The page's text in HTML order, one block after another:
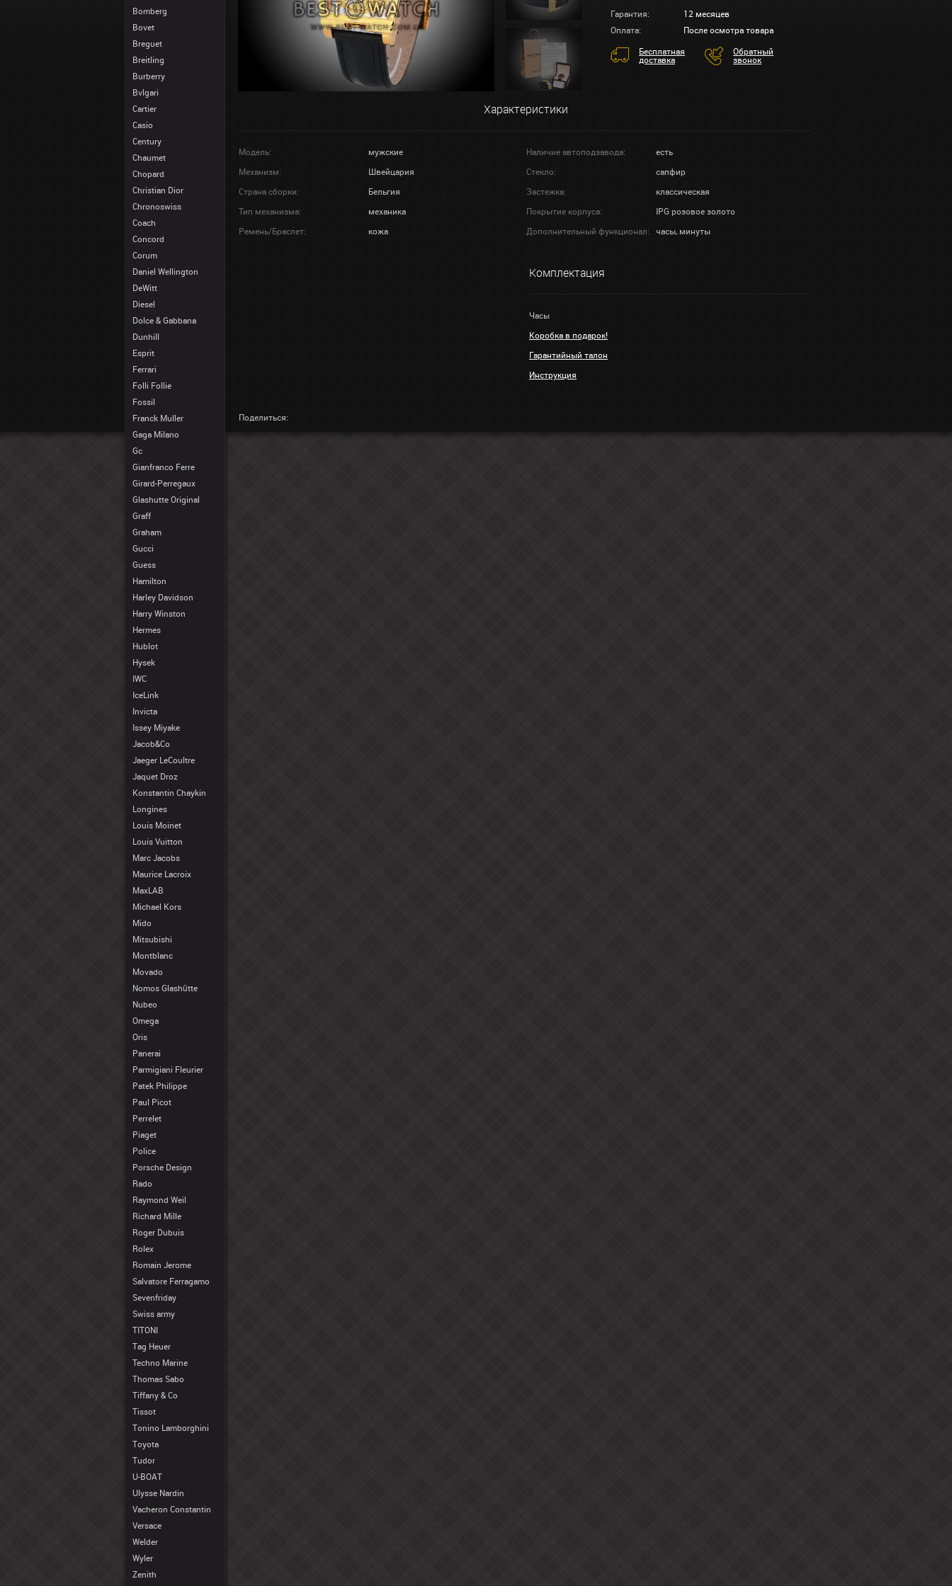
Bomberg
Bovet
Breguet
Breitling
Burberry
Bvlgari
Cartier
Casio
Century
Chaumet
Chopard
Christian Dior
Chronoswiss
Coach
Concord
Corum
Daniel Wellington
DeWitt
Diesel
Dolce & Gabbana
Dunhill
Esprit
Ferrari
Folli Follie
Fossil
Franck Muller
Gaga Milano
Gc
Gianfranco Ferre
Girard-Perregaux
Glashutte Original
Graff
Graham
Gucci
Guess
Hamilton
Harley Davidson
Harry Winston
Hermes
Hublot
Hysek
IWC
IceLink
Invicta
Issey Miyake
Jacob&Co
Jaeger LeCoultre
Jaquet Droz
Konstantin Chaykin
Longines
Louis Moinet
Louis Vuitton
Marc Jacobs
Maurice Lacroix
MaxLAB
Michael Kors
Mido
Mitsubishi
Montblanc
Movado
Nomos Glashütte
Nubeo
Omega
Oris
Panerai
Parmigiani Fleurier
Patek Philippe
Paul Picot
Perrelet
Piaget
Police
Porsche Design
Rado
Raymond Weil
Richard Mille
Roger Dubuis
Rolex
Romain Jerome
Salvatore Ferragamo
Sevenfriday
Swiss army
TITONI
Tag Heuer
Techno Marine
Thomas Sabo
Tiffany & Co
Tissot
Tonino Lamborghini
Toyota
Tudor
U-BOAT
Ulysse Nardin
Vacheron Constantin
Versace
Welder
Wyler
Zenith
Гарантия:
12 месяцев
Оплата:
После осмотра товара
Бесплатная
доставка
Обратный
звонок
Характеристики
Модель: мужские Наличие автоподзавода:
есть
Механизм:
Швейцария Стекло:
сапфир
Страна сборки:
Бельгия Застежка:
классическая
Тип механизма:
механика Покрытие корпуса:
IPG розовое золото
Ремень/Браслет:
кожа Дополнительный функционал: часы, минуты
Комплектация
Часы
Коробка в подарок!
Гарантийный талон
Инструкция
Поделиться: